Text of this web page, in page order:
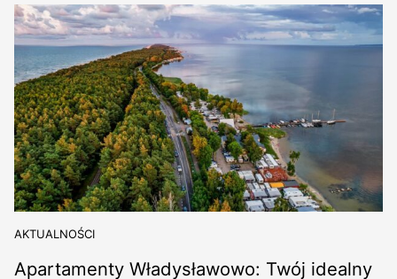
AKTUALNOŚCI
Apartamenty Władysławowo: Twój idealny